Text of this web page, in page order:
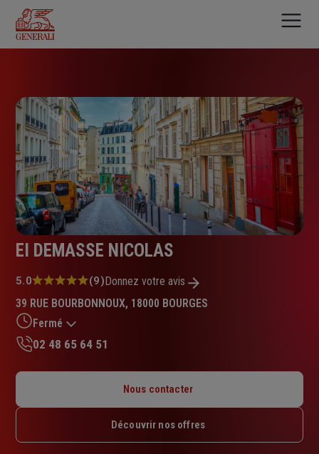
contenu
principal
EI DEMASSE NICOLAS
Note
5.0
sur
5
étoiles
5.0 (9)Donnez votre avis
39 RUE BOURBONNOUX, 18000 BOURGES
Fermé
Mardi : 09h – 12h / 14h – 18h
Jeudi : 09h – 12h / 14h – 18h
02 48 65 64 51
Nous contacter
Découvrir nos offres